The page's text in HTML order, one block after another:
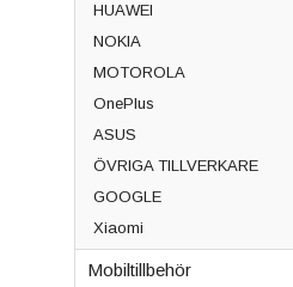
HUAWEI
NOKIA
MOTOROLA
OnePlus
ASUS
ÖVRIGA TILLVERKARE
GOOGLE
Xiaomi
Mobiltillbehör